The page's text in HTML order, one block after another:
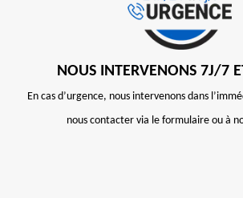
NOUS INTERVENONS 7J/7
En cas d’urgence, nous intervenons dans
nous contacter via le formulaire ou à